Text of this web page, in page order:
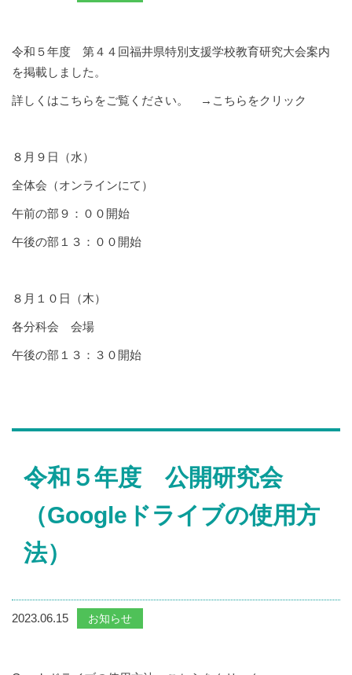
令和５年度 第４４回福井県特別支援学校教育研究大会案内
を掲載しました。
詳しくはこちらをご覧ください。 → こちらをクリック
８月９日（水）
全体会（オンラインにて）
午前の部９：００開始
午後の部１３：００開始
８月１０日（木）
各分科会 会場
午後の部１３：３０開始
令和５年度 公開研究会
（Googleドライブの使用方
法）
2023.06.15 お知らせ